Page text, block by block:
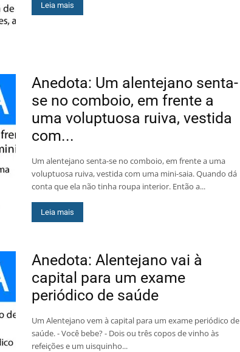
Leia mais
Anedota: Um alentejano senta-
se no comboio, em frente a
uma voluptuosa ruiva, vestida
com...
Um alentejano senta-se no comboio, em frente a uma
voluptuosa ruiva, vestida com uma mini-saia. Quando dá
conta que ela não tinha roupa interior. Então a...
Leia mais
Anedota: Alentejano vai à
capital para um exame
periódico de saúde
Um Alentejano vem à capital para um exame periódico de
saúde. - Você bebe? - Dois ou três copos de vinho às
refeições e um uisquinho...